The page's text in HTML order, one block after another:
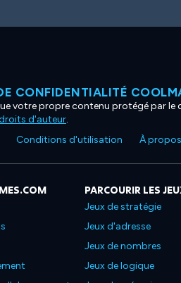
CONFIDENTIALITÉ
votre propre contenu protégé par
d'auteur.
Conditions d'utilisation À
PARCOURIR LES
Jeux de stratégie
Jeux d'adresse
Jeux de nombres
Jeux de logique